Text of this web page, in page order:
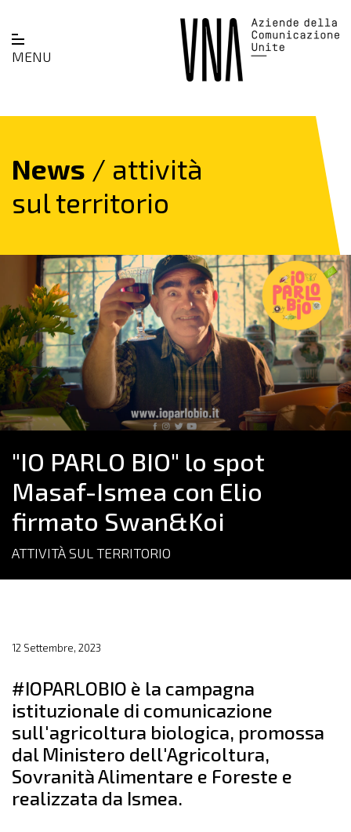
MENU
News / attività
sul territorio
"IO PARLO BIO" lo spot
Masaf-Ismea con Elio
firmato Swan&Koi
ATTIVITÀ SUL TERRITORIO
12 Settembre, 2023
#IOPARLOBIO è la campagna
istituzionale di comunicazione
sull'agricoltura biologica, promossa
dal Ministero dell'Agricoltura,
Sovranità Alimentare e Foreste e
realizzata da Ismea.